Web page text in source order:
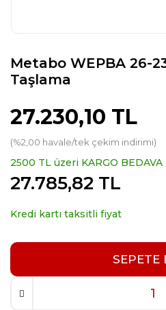
Metabo WEPBA 26-
Taşlama
27.230,10 TL
(%2,00 havale/tek çekim indirimi)
2500 TL üzeri KARGO BEDAVA
27.785,82 TL
Kredi kartı taksitli fiyat
SEPETE